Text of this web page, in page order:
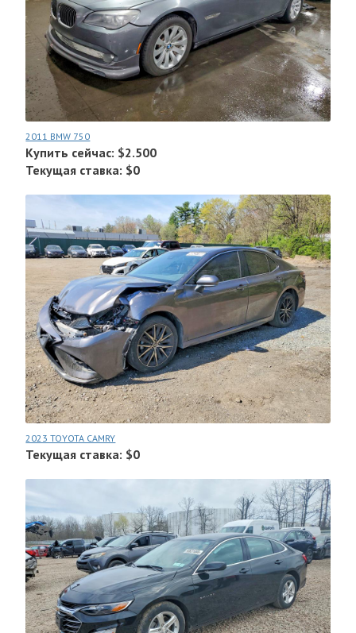
2011 BMW 750
Купить сейчас: $2.500
Текущая ставка: $0
2023 TOYOTA CAMRY
Текущая ставка: $0